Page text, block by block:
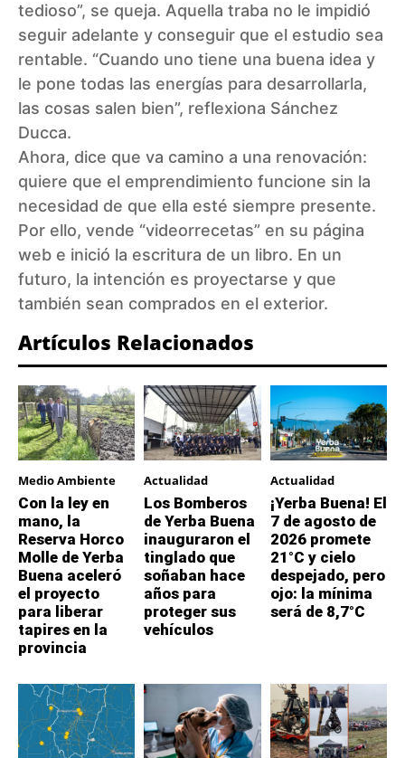
tedioso”, se queja. Aquella traba no le impidió
seguir adelante y conseguir que el estudio sea
rentable. “Cuando uno tiene una buena idea y
le pone todas las energías para desarrollarla,
las cosas salen bien”, reflexiona Sánchez
Ducca.
Ahora, dice que va camino a una renovación:
quiere que el emprendimiento funcione sin la
necesidad de que ella esté siempre presente.
Por ello, vende “videorrecetas” en su página
web e inició la escritura de un libro. En un
futuro, la intención es proyectarse y que
también sean comprados en el exterior.
Artículos Relacionados
Medio Ambiente
Con la ley en
mano, la
Reserva Horco
Molle de Yerba
Buena aceleró
el proyecto
para liberar
tapires en la
provincia
Actualidad
Los Bomberos
de Yerba Buena
inauguraron el
tinglado que
soñaban hace
años para
proteger sus
vehículos
Actualidad
¡Yerba Buena! El
7 de agosto de
2026 promete
21°C y cielo
despejado, pero
ojo: la mínima
será de 8,7°C